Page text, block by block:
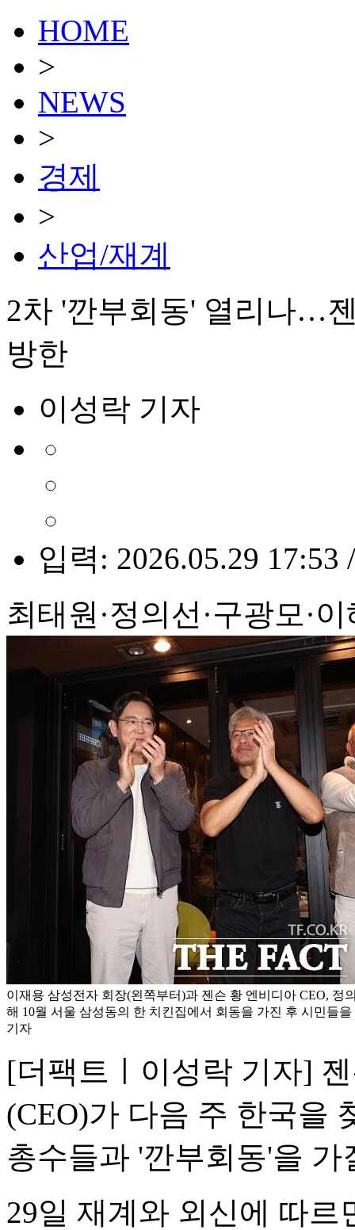
HOME
>
NEWS
>
경제
>
산업/재계
2차 '깐부회동' 열리나…
방한
이성락 기자
입력: 2026.05.29 17:53
최태원·정의선·구광모·
이재용 삼성전자 회장(왼쪽부터)과 젠슨 황 엔비디아 CEO, 정
해 10월 서울 삼성동의 한 치킨집에서 회동을 가진 후 시민들
기자
[더팩트ㅣ이성락 기자]
(CEO)가 다음 주 한국을
총수들과 '깐부회동'을
29일 재계와 외신에 따르